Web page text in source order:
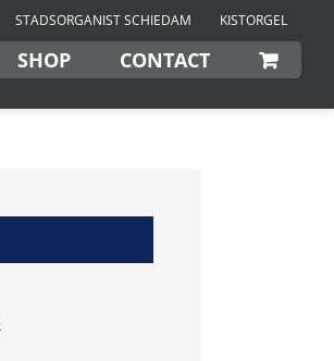
STADSORGANIST SCHIEDAM KISTORGEL
SHOP CONTACT